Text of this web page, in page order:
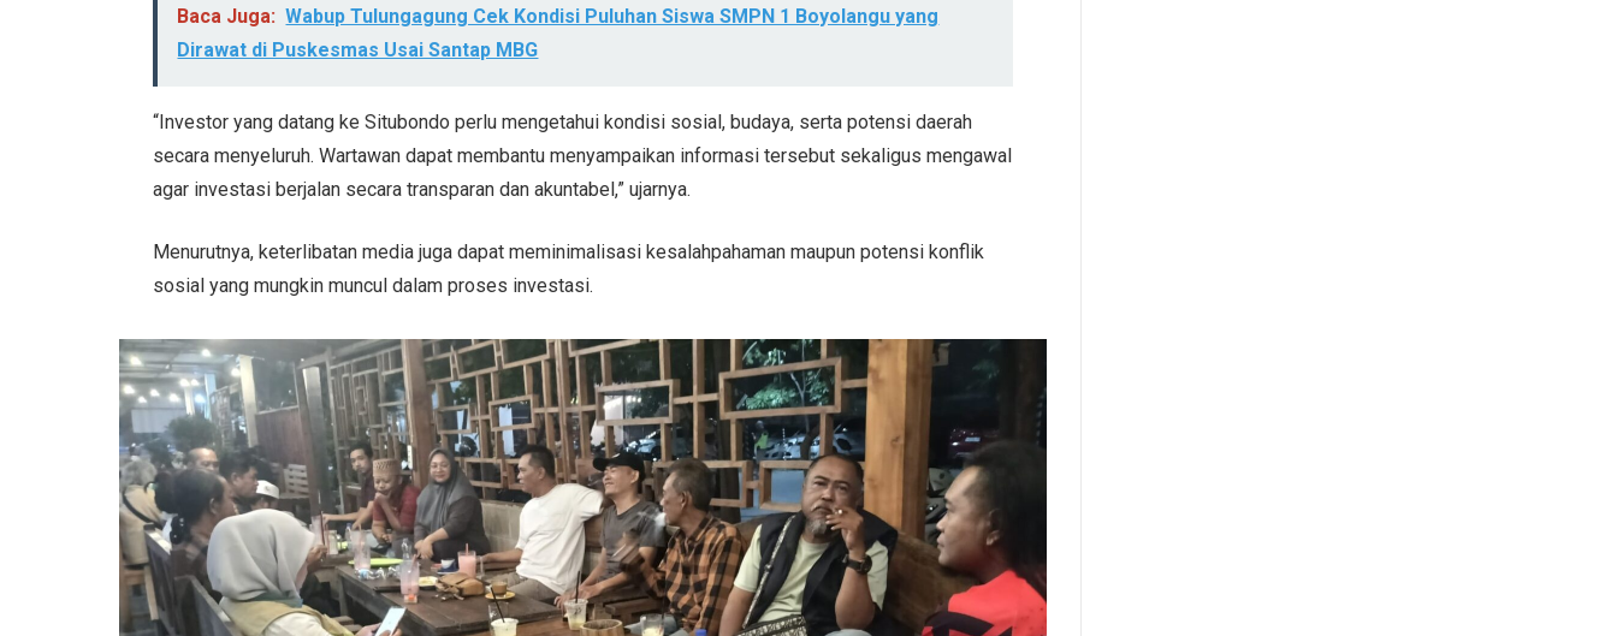
Baca Juga: Wabup Tulungagung Cek Kondisi Puluhan Siswa SMPN 1 Boyolangu yang
Dirawat di Puskesmas Usai Santap MBG
“Investor yang datang ke Situbondo perlu mengetahui kondisi sosial, budaya, serta potensi daerah
secara menyeluruh. Wartawan dapat membantu menyampaikan informasi tersebut sekaligus mengawal
agar investasi berjalan secara transparan dan akuntabel,” ujarnya.
Menurutnya, keterlibatan media juga dapat meminimalisasi kesalahpahaman maupun potensi konflik
sosial yang mungkin muncul dalam proses investasi.